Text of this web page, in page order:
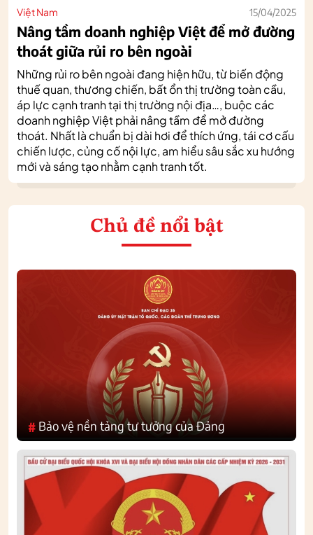
Việt Nam 15/04/2025
Nâng tầm doanh nghiệp Việt để mở đường
thoát giữa rủi ro bên ngoài
Những rủi ro bên ngoài đang hiện hữu, từ biến động
thuế quan, thương chiến, bất ổn thị trường toàn cầu,
áp lực cạnh tranh tại thị trường nội địa…, buộc các
doanh nghiệp Việt phải nâng tầm để mở đường
thoát. Nhất là chuẩn bị dài hơi để thích ứng, tái cơ cấu
chiến lược, củng cố nội lực, am hiểu sâu sắc xu hướng
mới và sáng tạo nhằm cạnh tranh tốt.
Chủ đề nổi bật
# Bảo vệ nền tảng tư tưởng của Đảng